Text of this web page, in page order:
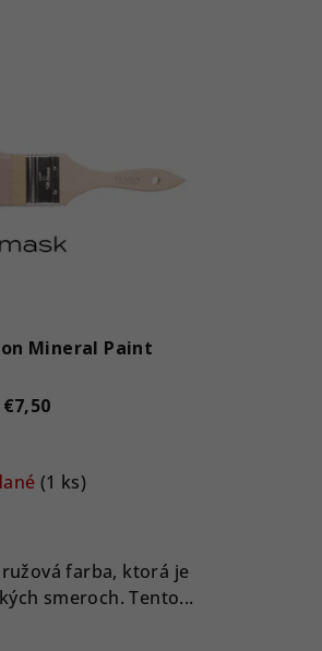
Mineral Paint
€7,50
(1 ks)
farba, ktorá je
smeroch. Tento...